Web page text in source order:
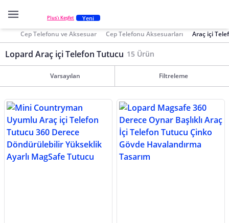
Plus'ı Keşfet Yeni
Cep Telefonu ve Aksesuar Cep Telefonu Aksesuarları Araç içi
Lopard Araç içi Telefon Tutucu 15 Ürün
Varsayılan Filtreleme